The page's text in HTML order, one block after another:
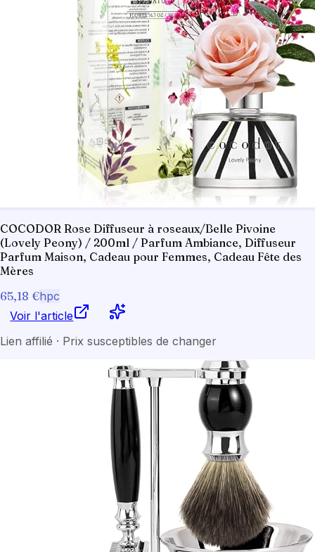
COCODOR Rose Diffuseur à roseaux/Belle Pivoine
(Lovely Peony) / 200ml / Parfum Ambiance, Diffuseur
Parfum Maison, Cadeau pour Femmes, Cadeau Fête des
Mères
65,18 €hpc
Voir l'article
Lien affilié · Prix susceptibles de changer